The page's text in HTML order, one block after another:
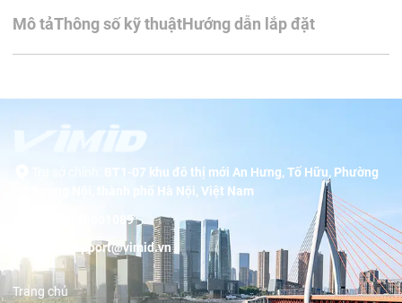
Mô tảThông số kỹ thuậtHướng dẫn lắp đặt
BT1-07 khu đô thị mới An Hưng, Tố Hữu, Phường
Dương Nội, thành phố Hà Nội, Việt Nam
19001089
support@vimid.vn
Trang chủ